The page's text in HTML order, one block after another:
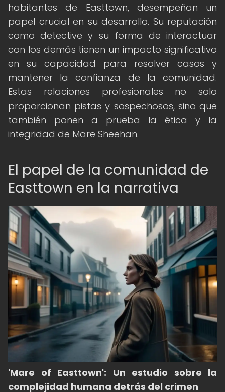
habitantes de Easttown, desempeñan un
papel crucial en su desarrollo. Su reputación
como detective y su forma de interactuar
con los demás tienen un impacto significativo
en su capacidad para resolver casos y
mantener la confianza de la comunidad.
Estas relaciones profesionales no solo
proporcionan pistas y sospechosos, sino que
también ponen a prueba la ética y la
integridad de Mare Sheehan.
El papel de la comunidad de
Easttown en la narrativa
'Mare of Easttown': Un estudio sobre la
complejidad humana detrás del crimen